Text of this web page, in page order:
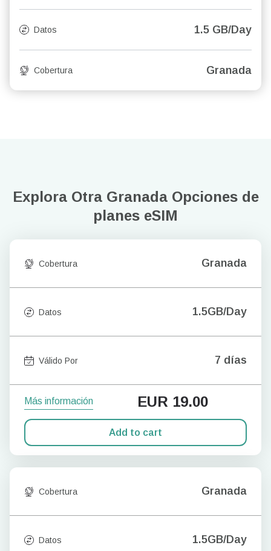
Datos 1.5 GB/Day
Cobertura Granada
Explora Otra Granada Opciones de
planes eSIM
Cobertura Granada
Datos 1.5GB/Day
Válido Por 7 días
Más información EUR 19.00
Add to cart
Cobertura Granada
Datos 1.5GB/Day